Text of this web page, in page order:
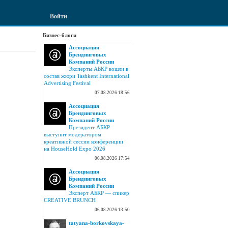
Войти
Бизнес-блоги
Ассоциация
Брендинговых
Компаний России
Эксперты АБКР вошли в
состав жюри Tashkent International
Advertising Festival
07.08.2026 18:56
Ассоциация
Брендинговых
Компаний России
Президент АБКР
выступит модератором
креативной сессии конференции
на HouseHold Expo 2026
06.08.2026 17:54
Ассоциация
Брендинговых
Компаний России
Эксперт АБКР — спикер
CREATIVE BRUNCH
06.08.2026 13:50
tatyana-borkovskaya-